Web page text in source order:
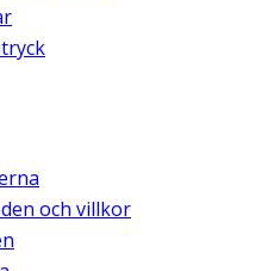
och villkor